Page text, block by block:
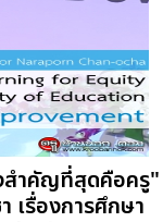
สำคัญที่สุดคือครู"
เรื่องการศึกษา